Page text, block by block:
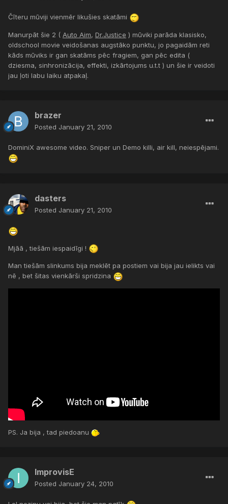
Čīteru mūviji vienmēr likušies skatāmi
Manurpāt šie 2 ( Auto Aim, Dr.Justice ) mūviki parāda klasisko,
oldschool movie veidošanas augstāko punktu, jo pagaidām reti
kāds mūviks ir gan skatāms pēc fragiem, gan pēc edita (
dziesma, sinhronizācija, effekti, izkārtojums u.t.t ) un šie ir veidoti
jau ļoti labu laiku atpakaļ.
brazer
Posted January 21, 2010
DominiX awesome video. Sniper un Demo killi, air kill, neiespējami.
dasters
Posted January 21, 2010
Mjāā , tiešām iespaidīgi !
Man tiešām slinkums bija meklēt pa postiem vai bija jau ielikts vai
nē , bet šitas vienkārši spridzina
PS. Ja bija , tad piedoanu
ImprovisE
Posted January 24, 2010